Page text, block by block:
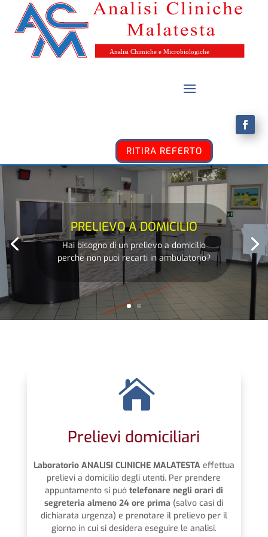
RITIRA REFERTO
PRELIEVO A DOMICILIO
Hai bisogno di un prelievo a domicilio
perchè non puoi recarti in ambulatorio?

Prelievi domiciliari
Laboratorio ANALISI CLINICHE MALATESTA effettua
prelievi a domicilio degli utenti. Per prendere
appuntamento si può telefonare negli orari di
segreteria almeno 24 ore prima (salvo casi di
dichiarata urgenza) e prenotare il prelievo per il
giorno in cui si desidera eseguire le analisi.